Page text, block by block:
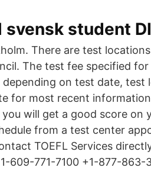
student
There are test
The test fee specified
on test date, test
for most recent
you will get a good score
from a test center
TOEFL Services
609-771-7100 +1-877-863-